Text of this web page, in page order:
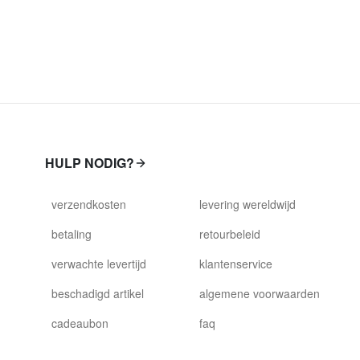
HULP NODIG?
verzendkosten
betaling
verwachte levertijd
beschadigd artikel
cadeaubon
levering wereldwijd
retourbeleid
klantenservice
algemene voorwaarden
faq